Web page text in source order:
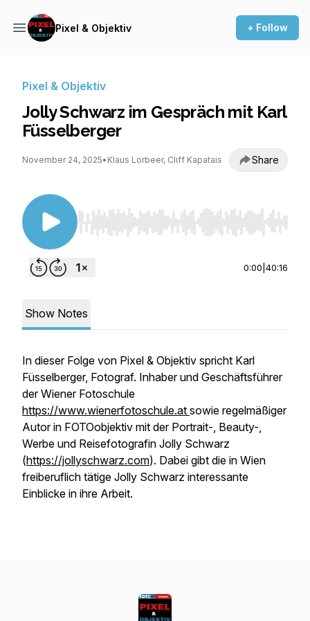
Pixel & Objektiv + Follow
Pixel & Objektiv
Jolly Schwarz im Gespräch mit Karl
Füsselberger
November 24, 2025• Klaus Lorbeer, Cliff Kapatais Share
Use Left/Right to seek, Home/End to jump to
0:00 40:16
Show Notes
In dieser Folge von Pixel & Objektiv spricht Karl
Füsselberger, Fotograf. Inhaber und Geschäftsführer
der Wiener Fotoschule
https://www.wienerfotoschule.at sowie regelmäßiger
Autor in FOTOobjektiv mit der Portrait-, Beauty-,
Werbe und Reisefotografin Jolly Schwarz
(https://jollyschwarz.com). Dabei gibt die in Wien
freiberuflich tätige Jolly Schwarz interessante
Einblicke in ihre Arbeit.